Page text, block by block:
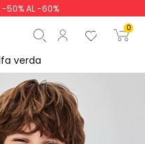
-50% AL -60%
0
verda